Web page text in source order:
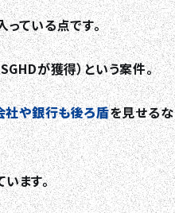
Value
っている点です。
が獲得）という案件。
社や銀行も後ろ盾を見せるな
ます。